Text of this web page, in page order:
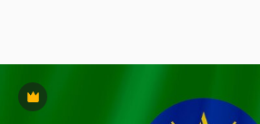
Premium